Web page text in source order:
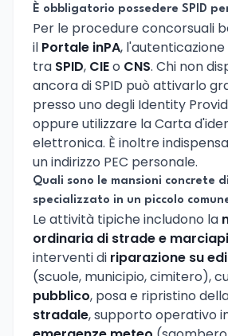
È obbligatorio possedere SPID
Per le procedure concorsuali
il Portale inPA,
tra SPID, CIEo CNS. Chi non
ancora di SPID può attivarlo
presso uno degli Identity
oppure utilizzare la Carta
elettronica. È inoltre
un indirizzo PEC personale.
Quali sono le mansioni concrete
specializzato in un piccolo
Le attività tipiche includono la
ordinaria di strade e
interventi di riparazione su
(scuole, municipio, cimitero),
pubblico, posa e ripristino
stradale, supporto operativo